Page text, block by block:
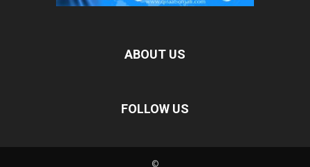
ABOUT US
FOLLOW US
©